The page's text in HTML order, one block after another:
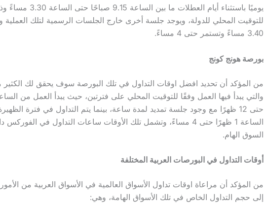
يوميًا باستثناء أيام العطلات ما بين
للتوقيت المحلي للدولة، ويوجد جلسة أخرى خارج الجلسات الرسمية لتلك العملية
3.40 مساءً وتستمر حتى 4 مساءً.
بورصة هونج كونج
من المؤكد أن تحديد افضل اوقات التداول في تلك البورصة سوف يحقق لك الكثير
حتى 12 ظهرًا مع وجود جلسة تمديد لمدة ساعة، بينما يتم التداول في فترة
الساعة 1 ظهرًا حتى 4 مساءً، وتشمل تلك الأوقات
ساعات التداول في الفوركس
السوق الهام.
أوقات التداول في البورصات العربية المختلفة
من المؤكد أن مراعاة اوقات تداول الأسواق العالمية في الأسواق العربية من الأمور
إلى حجم التداول الخاص في تلك الأسواق الهامة، وهي: